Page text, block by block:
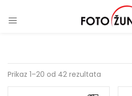
Prikaz 1–20 od 42 rezultata